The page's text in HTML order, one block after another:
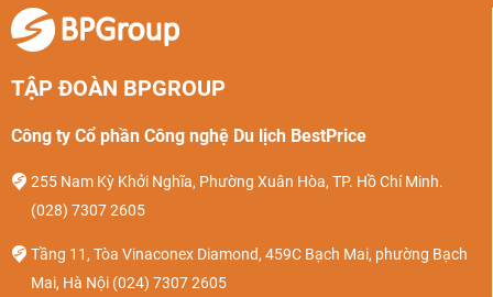
TẬP ĐOÀN BPGROUP
Công ty Cổ phần Công nghệ Du lịch BestPrice
255 Nam Kỳ Khởi Nghĩa, Phường Xuân Hòa, TP. Hồ Chí Minh.
(028) 7307 2605
Tầng 11, Tòa Vinaconex Diamond, 459C Bạch Mai, phường Bạch
Mai, Hà Nội (024) 7307 2605